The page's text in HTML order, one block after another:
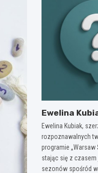
Ewelina
Ewelina Kubiak,
rozpoznawalnych
programie
stając się z czasem
sezonów spośród